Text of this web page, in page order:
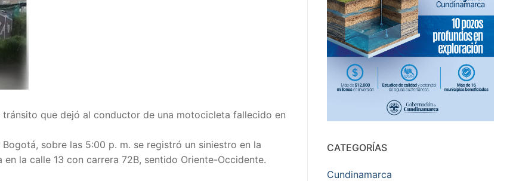
que dejó al conductor de una motocicleta fallecido en
sobre las 5:00 p. m. se registró un siniestro en la
la calle 13 con carrera 72B, sentido Oriente-Occidente.
CATEGORÍAS
Cundinamarca